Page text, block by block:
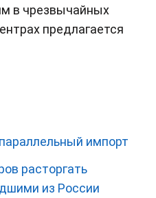
в чрезвычайных
предлагается
импорт
расторгать
из России